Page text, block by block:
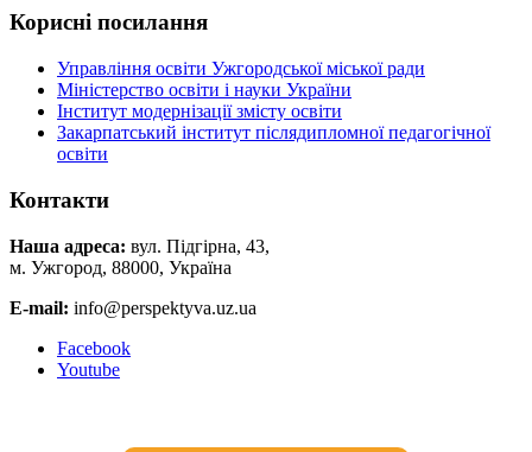
Корисні посилання
Управління освіти Ужгородської міської ради
Міністерство освіти і науки України
Інститут модернізації змісту освіти
Закарпатський інститут післядипломної педагогічної
освіти
Контакти
Наша адреса: вул. Підгірна, 43,
м. Ужгород, 88000, Україна
E-mail: info@perspektyva.uz.ua
Faceboоk
Youtube